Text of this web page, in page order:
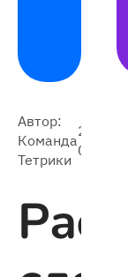
Автор:
Команда
Тетрики
2024-
09-08